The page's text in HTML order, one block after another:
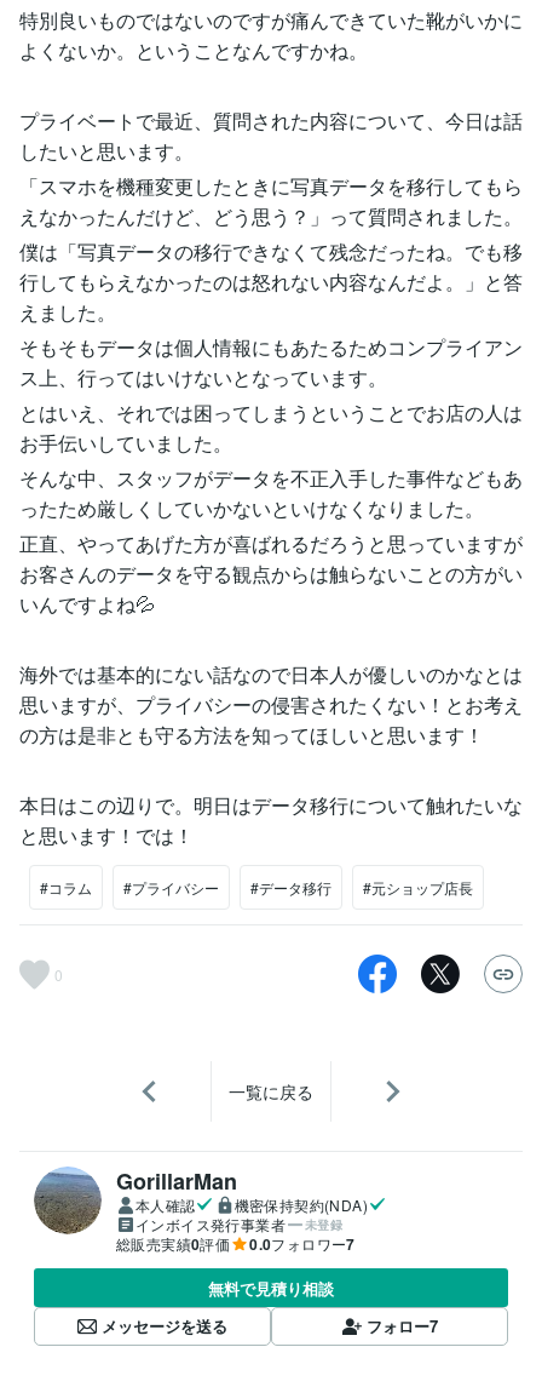
特別良いものではないのですが痛んできていた靴がいかに
よくないか。ということなんですかね。
プライベートで最近、質問された内容について、今日は話
したいと思います。
「スマホを機種変更したときに写真データを移行してもら
えなかったんだけど、どう思う？」って質問されました。
僕は「写真データの移行できなくて残念だったね。でも移
行してもらえなかったのは怒れない内容なんだよ。」と答
えました。
そもそもデータは個人情報にもあたるためコンプライアン
ス上、行ってはいけないとなっています。
とはいえ、それでは困ってしまうということでお店の人は
お手伝いしていました。
そんな中、スタッフがデータを不正入手した事件などもあ
ったため厳しくしていかないといけなくなりました。
正直、やってあげた方が喜ばれるだろうと思っていますが
お客さんのデータを守る観点からは触らないことの方がい
いんですよね💦
海外では基本的にない話なので日本人が優しいのかなとは
思いますが、プライバシーの侵害されたくない！とお考え
の方は是非とも守る方法を知ってほしいと思います！
本日はこの辺りで。明日はデータ移行について触れたいな
と思います！では！
#コラム #プライバシー #データ移行 #元ショップ店長
0
一覧に戻る
GorillarMan
本人確認
機密保持契約(NDA)
インボイス発行事業者
未登録
総販売実績0評価 0.0フォロワー7
無料で見積り相談
メッセージを送る
フォロー7